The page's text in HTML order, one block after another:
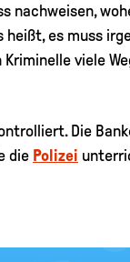
nachweisen,
es muss
viele
Die
die Polizei